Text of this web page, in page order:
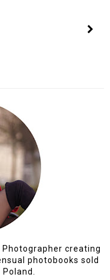
creating
photobooks sold